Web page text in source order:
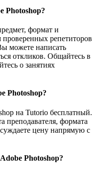
Photoshop?
формат и
репетиторов
можете написать
откликов. Общайтесь в
о занятиях
Photoshop?
на Tutorio бесплатный.
преподавателя, формата
цену напрямую с
Photoshop?